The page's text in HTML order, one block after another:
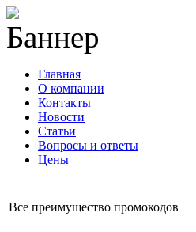
Главная
О компании
Контакты
Новости
Статьи
Вопросы и ответы
Цены
Все преимущество промокодов